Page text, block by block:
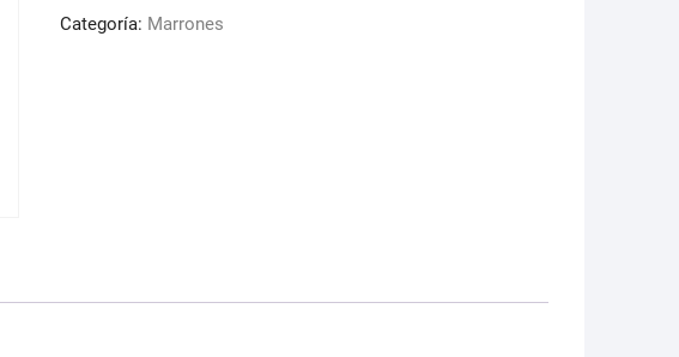
100ml
Categoría: Marrones